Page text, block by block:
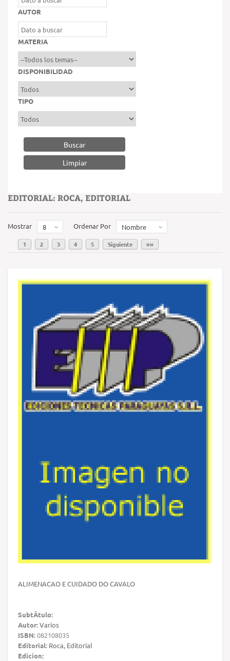
AUTOR
MATERIA
DISPONIBILIDAD
TIPO
Buscar
EDITORIAL: ROCA, EDITORIAL
Mostrar 8 Ordenar Por Nombre
1 2 3 4 5 Siguiente »»
ALIMENACAO E CUIDADO DO CAVALO
SubtÃ­tulo:
Autor:Varios
ISBN:082108035
Editorial: Roca, Editorial
Edicion: